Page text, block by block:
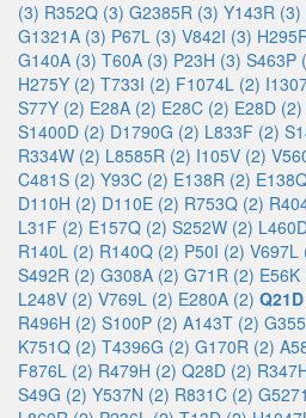
(3) R352Q (3) G2385R (3) Y143R (3)
G1321A (3) P67L (3) V842I (3)
G140A (3) T60A (3) P23H (3) S463P
H275Y (2) T733I (2) F1074L (2)
S77Y (2) E28A (2) E28C (2) E28D (2)
S1400D (2) D1790G (2) L833F (2)
R334W (2) L8585R (2) I105V (2)
C481S (2) Y93C (2) E138R (2)
D110H (2) D110E (2) R753Q (2)
L31F (2) E157Q (2) S252W (2)
R140L (2) R140Q (2) P50I (2) V697L
S492R (2) G308A (2) G71R (2) E56K
L248V (2) V769L (2) E280A (2)
R496H (2) S100P (2) A143T (2)
K751Q (2) T4396G (2) G170R (2)
F876L (2) R479H (2) Q28D (2)
S49G (2) Y537N (2) R831C (2)